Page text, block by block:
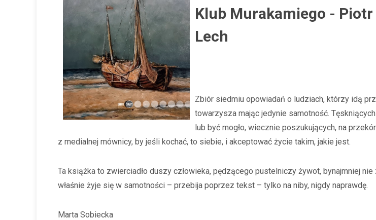
Klub Murakamiego -
Lech
Zbiór siedmiu opowiadań o ludziach, którzy idą
towarzysza mając jedynie samotność.
lub być mogło, wiecznie poszukujących, na
z medialnej mównicy, by jeśli kochać, to siebie, i akceptować życie takim, jakie jest.
Ta książka to zwierciadło duszy człowieka, pędzącego pustelniczy żywot, bynajmniej nie
właśnie żyje się w samotności – przebija poprzez tekst – tylko na niby, nigdy naprawdę.
Marta Sobiecka